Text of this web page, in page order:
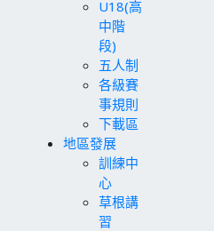
U18(高
中階
段)
五人制
各級賽
事規則
下載區
地區發展
訓練中
心
草根講
習